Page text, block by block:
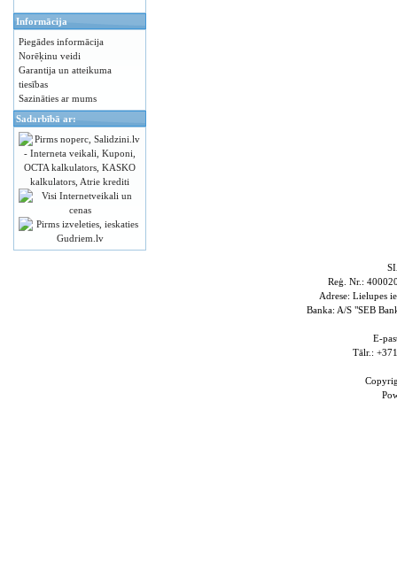
Informācija
Piegādes informācija
Norēķinu veidi
Garantija un atteikuma
tiesības
Sazināties ar mums
Sadarbībā ar:
Reģ. Nr.:
Adrese: Lielupes
Banka: A/S "SEB
E-
Tālr.: